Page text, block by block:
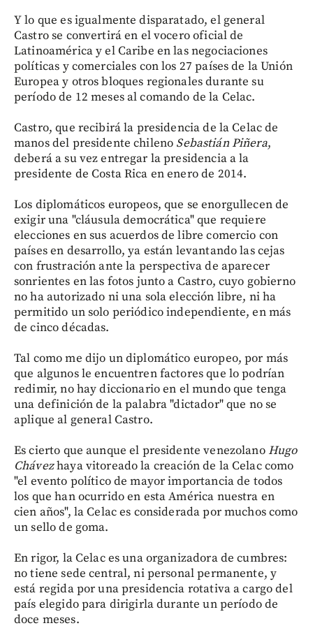
Y lo que es igualmente disparatado, el general
Castro se convertirá en el vocero oficial de
Latinoamérica y el Caribe en las negociaciones
políticas y comerciales con los 27 países de la Unión
Europea y otros bloques regionales durante su
período de 12 meses al comando de la Celac.
Castro, que recibirá la presidencia de la Celac de
manos del presidente chileno Sebastián Piñera,
deberá a su vez entregar la presidencia a la
presidente de Costa Rica en enero de 2014.
Los diplomáticos europeos, que se enorgullecen de
exigir una "cláusula democrática" que requiere
elecciones en sus acuerdos de libre comercio con
países en desarrollo, ya están levantando las cejas
con frustración ante la perspectiva de aparecer
sonrientes en las fotos junto a Castro, cuyo gobierno
no ha autorizado ni una sola elección libre, ni ha
permitido un solo periódico independiente, en más
de cinco décadas.
Tal como me dijo un diplomático europeo, por más
que algunos le encuentren factores que lo podrían
redimir, no hay diccionario en el mundo que tenga
una definición de la palabra "dictador" que no se
aplique al general Castro.
Es cierto que aunque el presidente venezolanoHugo
Chávezhaya vitoreado la creación de la Celac como
"el evento político de mayor importancia de todos
los que han ocurrido en esta América nuestra en
cien años", la Celac es considerada por muchos como
un sello de goma.
En rigor, la Celac es una organizadora de cumbres:
no tiene sede central, ni personal permanente, y
está regida por una presidencia rotativa a cargo del
país elegido para dirigirla durante un período de
doce meses.